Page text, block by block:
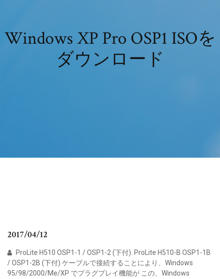
Windows XP Pro OSP1 ISOを
ダウンロード
2017/04/12
ProLite H510 OSP1-1 / OSP1-2 (下付). ProLite H510-B OSP1-1B
/ OSP1-2B (下付) ケーブルで接続することにより、Windows
95/98/2000/Me/XP でプラグプレイ機能が この、Windows